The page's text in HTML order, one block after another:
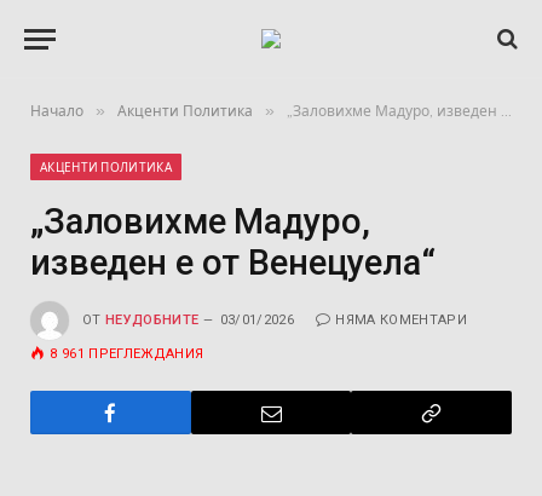
Начало » Акценти Политика » „Заловихме Мадуро, изведен е от Венецуела“
АКЦЕНТИ ПОЛИТИКА
„Заловихме Мадуро,
изведен е от Венецуела“
ОТ НЕУДОБНИТЕ 03/01/2026 НЯМА КОМЕНТАРИ
8 961 ПРЕГЛЕЖДАНИЯ